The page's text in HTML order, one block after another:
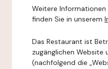
Weitere
finden Sie in unserem
Das Restaurant ist
zugänglichen Website
(nachfolgend die